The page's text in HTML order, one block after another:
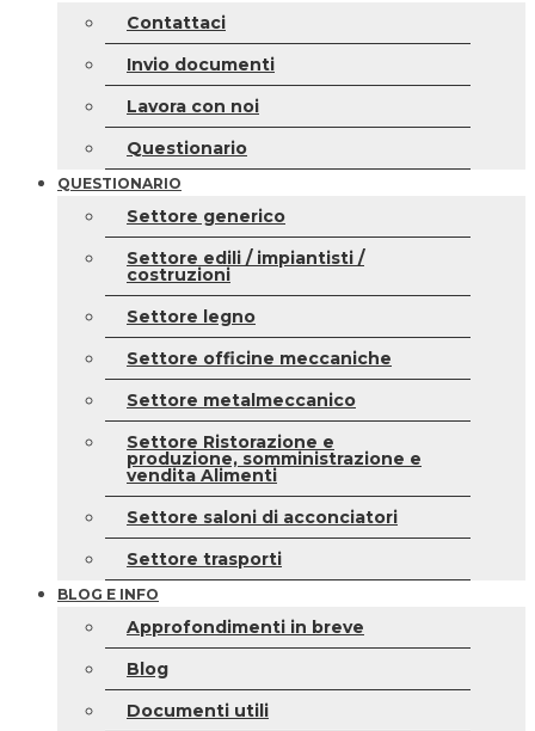
Contattaci
Invio documenti
Lavora con noi
Questionario
QUESTIONARIO
Settore generico
Settore edili / impiantisti /
costruzioni
Settore legno
Settore officine meccaniche
Settore metalmeccanico
Settore Ristorazione e
produzione, somministrazione e
vendita Alimenti
Settore saloni di acconciatori
Settore trasporti
BLOG E INFO
Approfondimenti in breve
Blog
Documenti utili